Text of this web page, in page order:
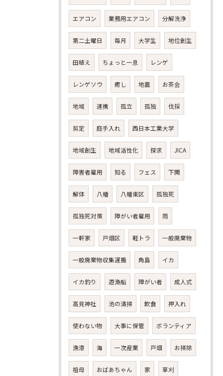
エアコン 業務用エアコン 分解洗浄
第二土曜日 毎月 大学生 地位創生
田植え ちょっと一息 レンゲ
レンゲソウ 癒し 地震 お茶会
地域 連携 孤立 孤独 伐採
剪定 庭手入れ 西日本工業大学
地域創生 地域活性化 探求 JICA
障害者雇用 知る フェス 下関
解体 八幡 八幡東区 孤独死
孤独死対策 障がい者雇用 雨
一軒家 戸畑区 軽トラ 一般廃棄物
一般廃棄物収集運搬 角島 イカ
イカ釣り 遊漁船 障がい者 成人式
高見神社 池の清掃 飲食 押入れ
使わない物 大事に保管 ボランティア
漁港 海 一次産業 戸畑 お掃除
祖母 おばあちゃん 家 草刈